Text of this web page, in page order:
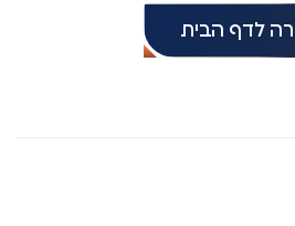
לדף הבית